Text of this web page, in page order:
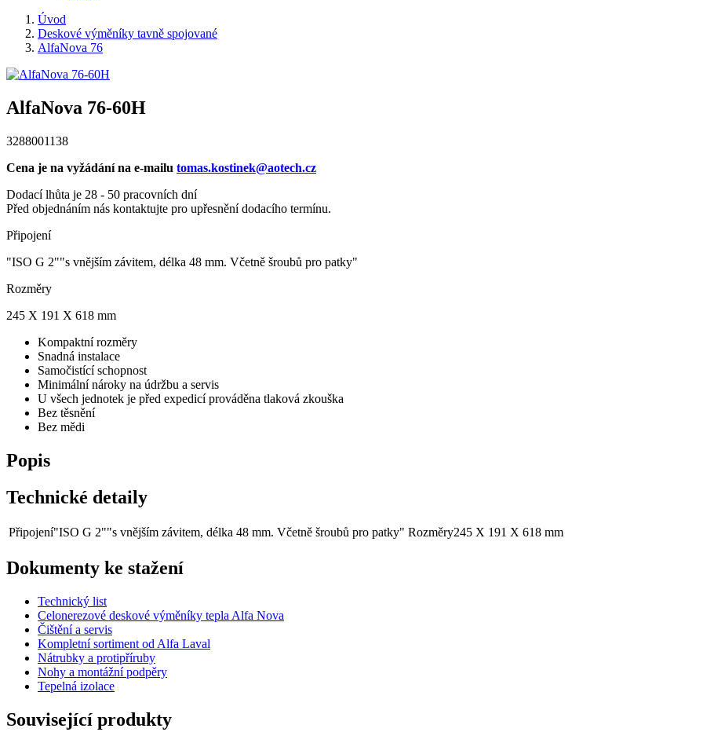
Úvod
Deskové výměníky tavně spojované
AlfaNova 76
AlfaNova 76-60H
3288001138
Cena je na vyžádání na e-mailu tomas.kostinek@aotech.cz
Dodací lhůta je 28 - 50 pracovních dní
Před objednáním nás kontaktujte pro upřesnění dodacího termínu.
Připojení
"ISO G 2""s vnějším závitem, délka 48 mm. Včetně šroubů pro patky"
Rozměry
245 X 191 X 618 mm
Kompaktní rozměry
Snadná instalace
Samočistící schopnost
Minimální nároky na údržbu a servis
U všech jednotek je před expedicí prováděna tlaková zkouška
Bez těsnění
Bez mědi
Popis
Technické detaily
Připojení"ISO G 2""s vnějším závitem, délka 48 mm. Včetně šroubů pro patky" Rozměry245 X 191 X 618 mm
Dokumenty ke stažení
Technický list
Celonerezové deskové výměníky tepla Alfa Nova
Čištění a servis
Kompletní sortiment od Alfa Laval
Nátrubky a protipříruby
Nohy a montážní podpěry
Tepelná izolace
Související produkty